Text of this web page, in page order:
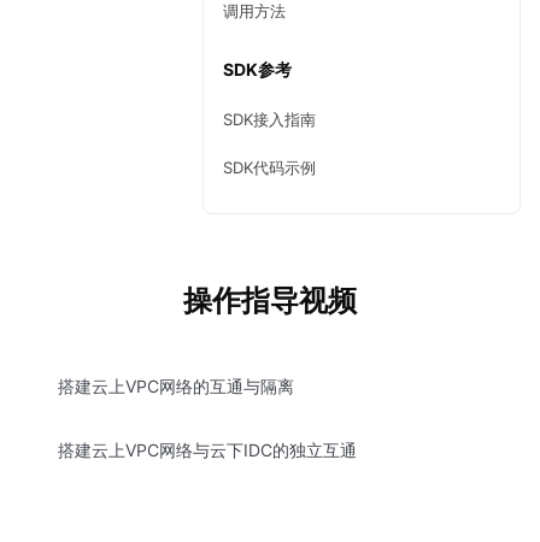
调用方法
SDK参考
SDK接入指南
SDK代码示例
操作指导视频
搭建云上VPC网络的互通与隔离
搭建云上VPC网络与云下IDC的独立互通